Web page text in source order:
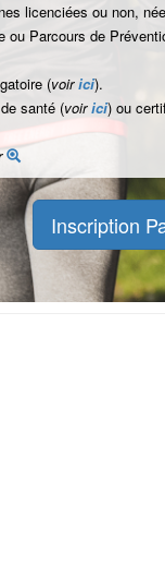
licenciées ou non,
ou Parcours de
(voir ici).
santé (voirici) ou
Inscription